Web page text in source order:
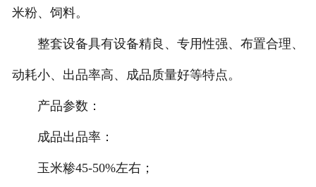
米粉、饲料。
整套设备具有设备精良、专用性强、布置合理、
动耗小、出品率高、成品质量好等特点。
产品参数：
成品出品率：
玉米糁45-50%左右；